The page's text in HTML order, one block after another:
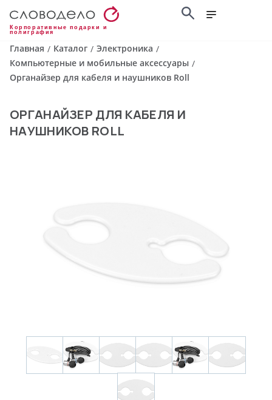
Корпоративные подарки и
полиграфия
Главная / Каталог / Электроника /
Компьютерные и мобильные аксессуары /
Органайзер для кабеля и наушников Roll
ОРГАНАЙЗЕР ДЛЯ КАБЕЛЯ И
НАУШНИКОВ ROLL